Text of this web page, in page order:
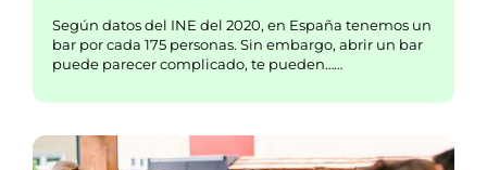
Según datos del INE del 2020, en España tenemos un
bar por cada 175 personas. Sin embargo, abrir un bar
puede parecer complicado, te pueden……